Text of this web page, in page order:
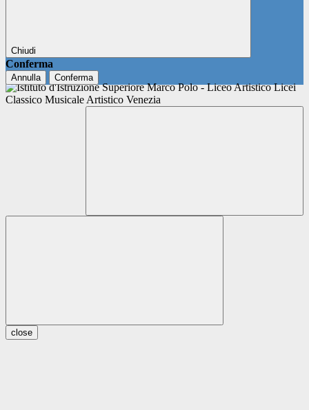
Chiudi
Conferma
Annulla Conferma
close